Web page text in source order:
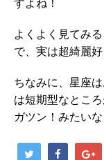
すよね！
よくよく見てみる
で、実は超綺麗
ちなみに、星座
は短期型なとこ
ガツン！みたい